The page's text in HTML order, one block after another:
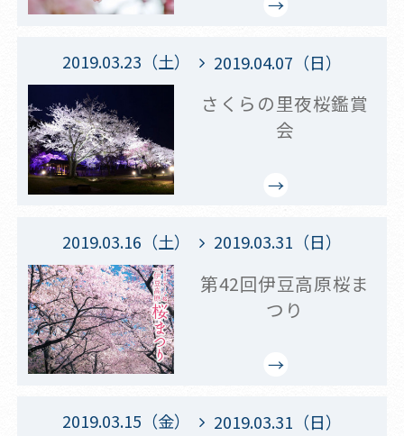
2019.03.23（土） 2019.04.07（日）
さくらの里夜桜鑑賞
会
2019.03.16（土） 2019.03.31（日）
第42回伊豆高原桜ま
つり
2019.03.15（金） 2019.03.31（日）